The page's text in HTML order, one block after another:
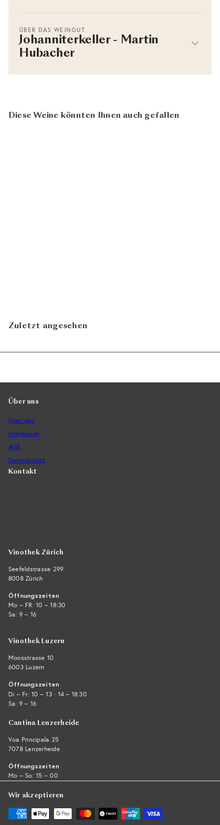
ÜBER DAS WEINGUT
Johanniterkeller - Martin
Hubacher
Diese Weine könnten Ihnen auch gefallen
Zuletzt angesehen
Über uns
Über uns
Impressum
AGB
Datenschutz
Kontakt
Vinothek Zürich
Seefeldstrasse 299
8008 Zürich
Öffnungszeiten
Mo – FR: 10 – 18:30
Sa: 9 – 16
Vinothek Luzern
Moosstrasse 10
6003 Luzern
Öffnungszeiten
Di – Fr: 10 – 13 · 14 – 18:30
Sa: 9 – 16
Cantina Lenzerheide
Voa Principala 25
7078 Lenzerheide
Öffnungszeiten
Mo – So: 15 – 00
Wir akzeptieren